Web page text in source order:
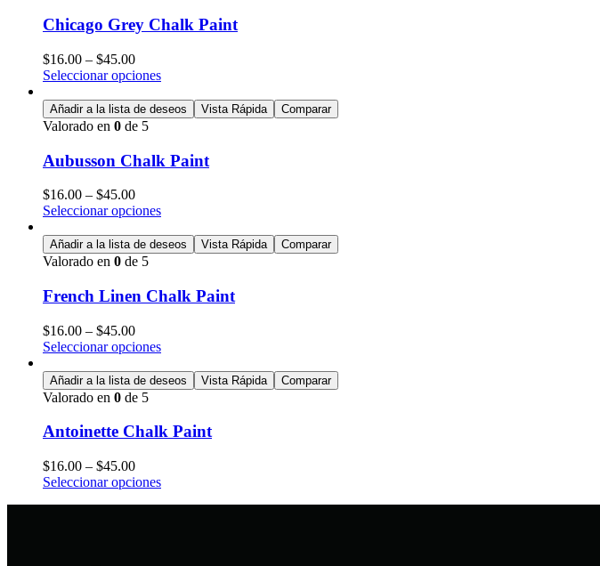
Chicago Grey Chalk Paint
$16.00 – $45.00
Seleccionar opciones
Añadir a la lista de deseos Vista Rápida Comparar
Valorado en 0 de 5
Aubusson Chalk Paint
$16.00 – $45.00
Seleccionar opciones
Añadir a la lista de deseos Vista Rápida Comparar
Valorado en 0 de 5
French Linen Chalk Paint
$16.00 – $45.00
Seleccionar opciones
Añadir a la lista de deseos Vista Rápida Comparar
Valorado en 0 de 5
Antoinette Chalk Paint
$16.00 – $45.00
Seleccionar opciones